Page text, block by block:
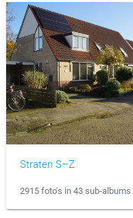
Straten S–Z
2915 foto's in 43 sub-albums